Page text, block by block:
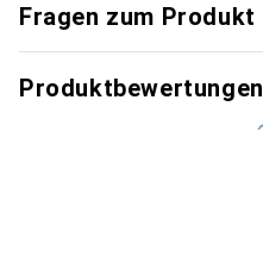
Fragen zum Produkt
Produktbewertungen